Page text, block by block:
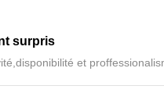
surpris
et